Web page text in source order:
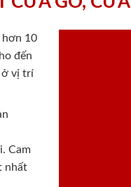
hơn 10
đến
ở vị trí
Cam
nhất